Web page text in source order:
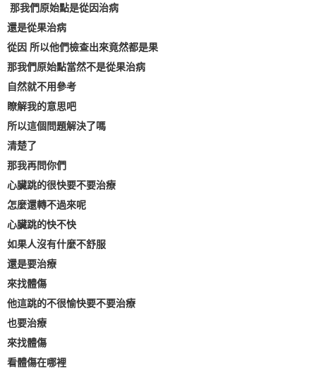
那我們原始點是從因治病
還是從果治病
從因 所以他們檢查出來竟然都是果
那我們原始點當然不是從果治病
自然就不用參考
瞭解我的意思吧
所以這個問題解決了嗎
清楚了
那我再問你們
心臟跳的很快要不要治療
怎麼還轉不過來呢
心臟跳的快不快
如果人沒有什麼不舒服
還是要治療
來找體傷
他這跳的不很愉快要不要治療
也要治療
來找體傷
看體傷在哪裡